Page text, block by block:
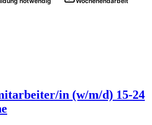
in (w/m/d) 15-24